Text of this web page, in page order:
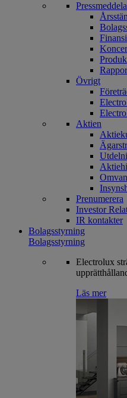
Övrigt
Aktien
Prenumerera
Investor
IR kontakter
Bolagsstyrning
Bolagsstyrning
Electrolux
Läs mer